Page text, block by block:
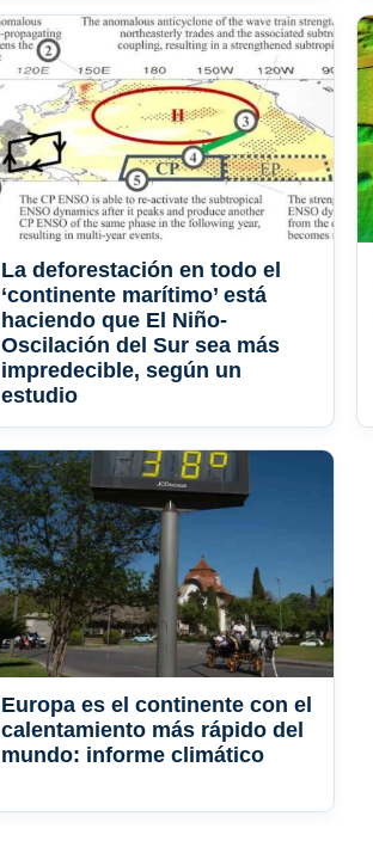
La deforestación en todo el
‘continente marítimo’ está
haciendo que El Niño-
Oscilación del Sur sea más
impredecible, según un
estudio
Europa es el continente con el
calentamiento más rápido del
mundo: informe climático